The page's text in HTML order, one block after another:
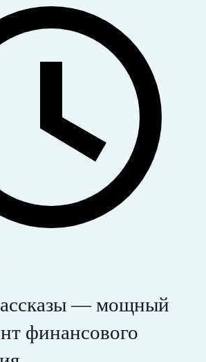
— мощный
финансового